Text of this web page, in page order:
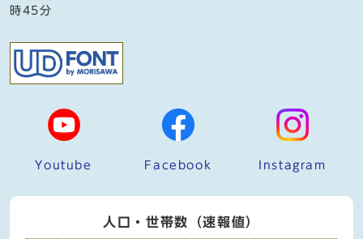
時45分
Youtube Facebook Instagram
人口・世帯数（速報値）